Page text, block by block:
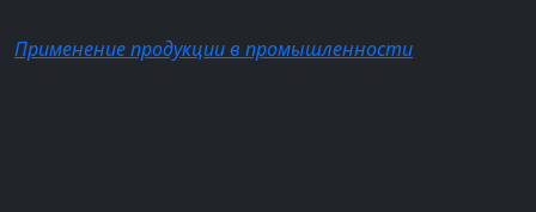
Применение продукции в промышленности